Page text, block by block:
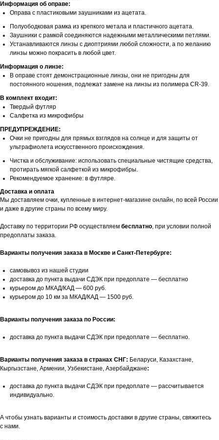
Информация об оправе:
Оправа с пластиковыми заушниками из ацетата.
Полуободковая рамка из крепкого метала и пластичного ацетата.
Заушники с рамкой соединяются надежными металлическими петлями.
Устанавливаются линзы с диоптриями любой сложности, а по желанию
линзы можно покрасить в любой цвет.
Информация о линзе:
В оправе стоят демонстрационные линзы, они не пригодны для
постоянного ношения, подлежат замене на линзы из полимера CR-39.
В комплект входит:
Твердый футляр
Салфетка из микрофибры
ПРЕДУПРЕЖДЕНИЕ:
Очки не пригодны для прямых взглядов на солнце и для защиты от
ультрафиолета искусственного происхождения.
Чистка и обслуживание: использовать специальные чистящие средства,
протирать мягкой салфеткой из микрофибры.
Рекомендуемое хранение: в футляре.
Доставка и оплата
Мы доставляем очки, купленные в интернет-магазине онлайн, по всей России
и даже в другие страны по всему миру.
Доставку по территории РФ осуществляем бесплатно, при условии полной
предоплаты заказа.
Варианты получения заказа в Москве и Санкт-Петербурге:
самовывоз из нашей студии
доставка до пункта выдачи СДЭК при предоплате — бесплатно
курьером до МКАД/КАД — 600 руб.
курьером до 10 км за МКАД/КАД — 1500 руб.
Варианты получения заказа по России:
доставка до пункта выдачи СДЭК при предоплате — бесплатно.
Варианты получения заказа в странах СНГ: Беларуси, Казахстане,
Кыргызстане, Армении, Узбекистане, Азербайджане:
доставка до пункта выдачи СДЭК при предоплате — рассчитывается
индивидуально.
А чтобы узнать варианты и стоимость доставки в другие страны, свяжитесь
с нами.